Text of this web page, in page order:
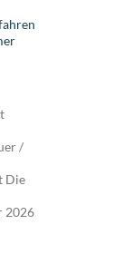
/
Die
2026